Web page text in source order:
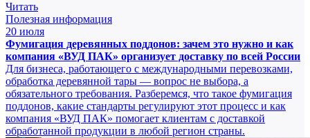
Читать
Полезная информация
20 июля
Фумигация деревянных поддонов: зачем это нужно и как
компания «ВУД ПАК» организует доставку по всей России
Для бизнеса, работающего с международными перевозками,
обработка деревянной тары — вопрос не выбора, а
обязательного требования. Разберемся, что такое фумигация
поддонов, какие стандарты регулируют этот процесс и как
компания «ВУД ПАК» помогает клиентам с доставкой
обработанной продукции в любой регион страны.